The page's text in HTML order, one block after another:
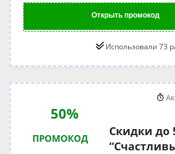
Открыть промокод
Использовали 73
50%
ПРОМОКОД
Скидки до